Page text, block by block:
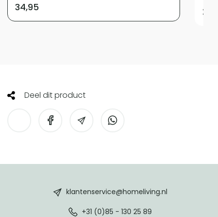
34,95
Deel dit product
klantenservice@homeliving.nl
+31 (0)85 - 130 25 89